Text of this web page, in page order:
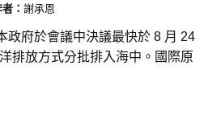
： 謝承恩
政府於會議中決議最快於 8 月 24
排放方式分批排入海中。國際原